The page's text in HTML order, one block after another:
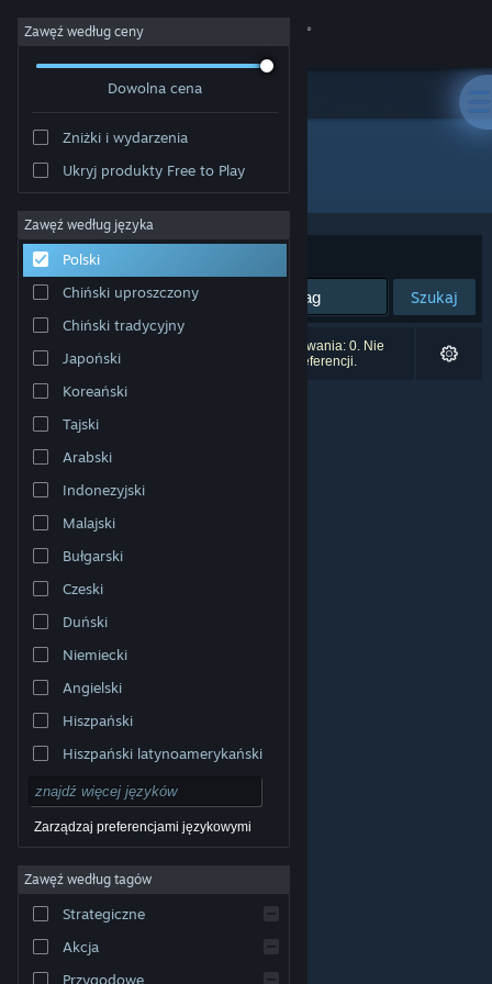
Zaloguj się
Społeczność
Informacje
Wsparcie
Zmień język
Pobierz aplikację mobilną Steam
Wersja przeglądarkowa
© Valve Corporation. Wszelkie prawa zastrzeżone.
właścicieli w Stanach Zjednoczonych i innych krajach.
dostępu
Umowa użytkownika Steam
pieniędzy |Ciasteczka
Zawęź według ceny
Dowolna cena
Zniżki i wydarzenia
Ukryj produkty Free to Play
Zawęź według języka
Polski
Chiński uproszczony
Chiński tradycyjny
Japoński
Koreański
Tajski
Arabski
Indonezyjski
Malajski
Bułgarski
Czeski
Duński
Niemiecki
Angielski
Hiszpański
Hiszpański latynoamerykański
Zarządzaj preferencjami językowymi
Zawęź według tagów
Strategiczne
Akcja
Przygodowe
Producent: Laud Games
Sortuj według:
Szukaj
Liczba wyników pasujących do twojego wyszukiwania: 0. Nie
uwzględniono 2 tytułów na podstawie twoich preferencji.